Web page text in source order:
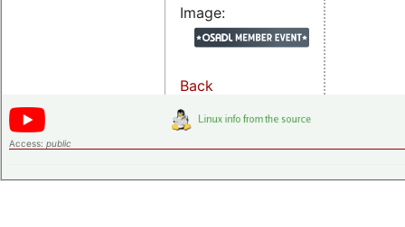
Image:
Back
Access: public